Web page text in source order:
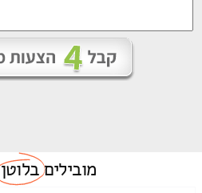
מוביליםבלוטן